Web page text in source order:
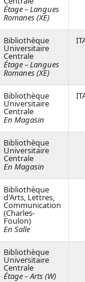
Étage – Langues
Romanes (XE)
Bibliothèque
Universitaire
Centrale
Étage – Langues
Romanes (XE)
Bibliothèque
Universitaire
Centrale
En Magasin
Bibliothèque
Universitaire
Centrale
En Magasin
Bibliothèque
d'Arts, Lettres,
Communication
(Charles-
Foulon)
En Salle
Bibliothèque
Universitaire
Centrale
Étage – Arts (W)